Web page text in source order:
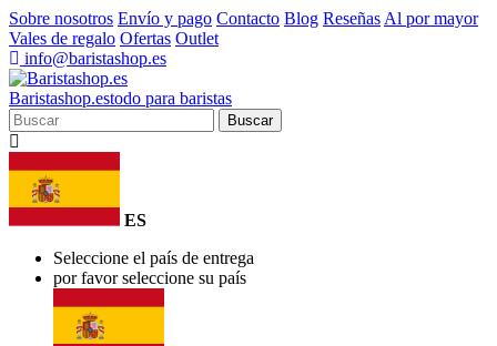
Sobre nosotros Envío y pago Contacto Blog Reseñas Al por mayor
Vales de regalo Ofertas Outlet
info@baristashop.es
Baristashop.estodo para baristas
Buscar
ES
Seleccione el país de entrega
por favor seleccione su país